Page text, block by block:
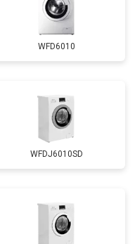
от 2550 ₽ Заказать
WFD6010
WFDJ6010SD